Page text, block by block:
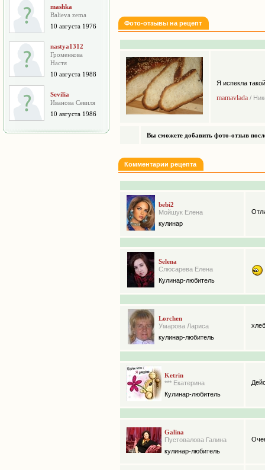
mashka
Balieva zema
10 августа 1976
nastya1312
Громенкова
Настя
10 августа 1988
Sevilia
Иванова Севиля
10 августа 1986
Фото-отзывы на рецепт
Я испекла
mamavlada /
Вы сможете добавить фото-отзыв
Комментарии рецепта
bebi2
Мойшук Елена
кулинар
Selena
Слюсарева Елена
Кулинар-любитель
Lorchen
Умарова Лариса
кулинар-любитель
Ketrin
*** Екатерина
Кулинар-любитель
Galina
Пустовалова Галина
кулинар-любитель